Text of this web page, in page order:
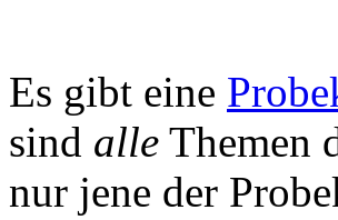
Es gibt eine
sind alle Themen
nur jene der